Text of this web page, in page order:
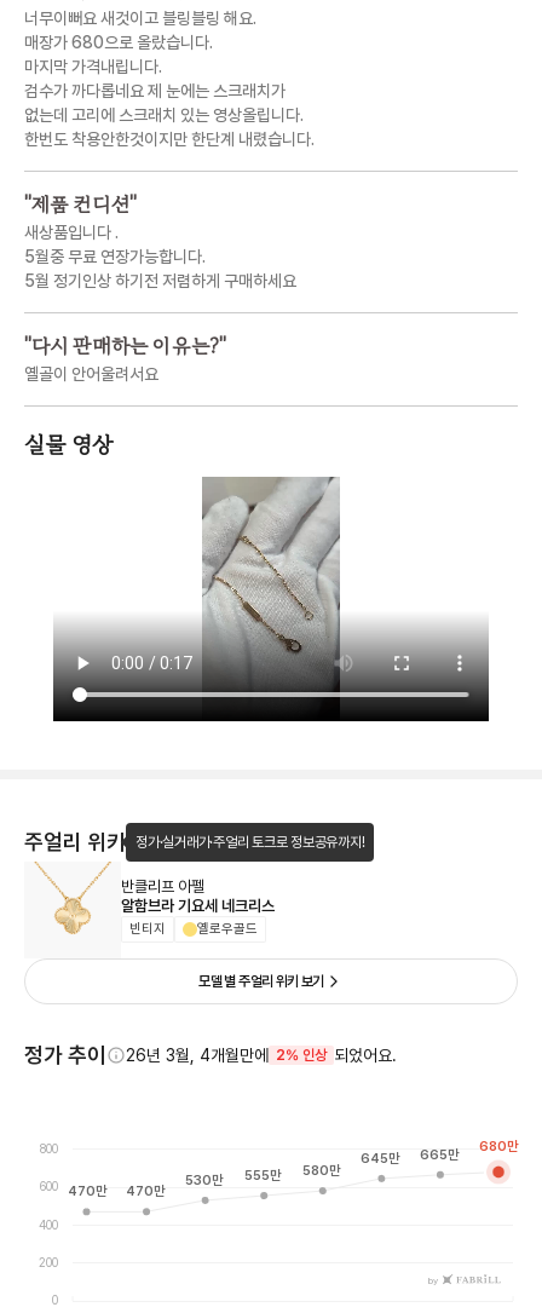
너무이뻐요 새것이고 블링블링 해요.
매장가 680으로 올랐습니다.
마지막 가격내립니다.
검수가 까다롭네요 제 눈에는 스크래치가
없는데 고리에 스크래치 있는 영상올립니다.
한번도 착용안한것이지만 한단계 내렸습니다.
"제품 컨디션"
새상품입니다 .
5월중 무료 연장가능합니다.
5월 정기인상 하기전 저렴하게 구매하세요
"다시 판매하는 이유는?"
옐골이 안어울려서요
실물 영상
주얼리 위키 정가·실거래가·주얼리 토크로 정보공유까지!
반클리프 아펠
알함브라 기요세 네크리스
빈티지 옐로우골드
모델 별 주얼리 위키 보기
정가 추이 26년 3월, 4개월만에 2% 인상 되었어요.
0
200
400
600
800
by
470만 470만
530만 555만 580만
645만 665만 680만